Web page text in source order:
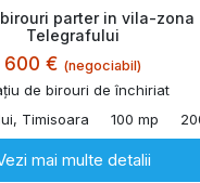
parter in vila-zona
Telegrafului
600 € (negociabil)
de birouri de închiriat
Timisoara
100 mp
mai multe detalii